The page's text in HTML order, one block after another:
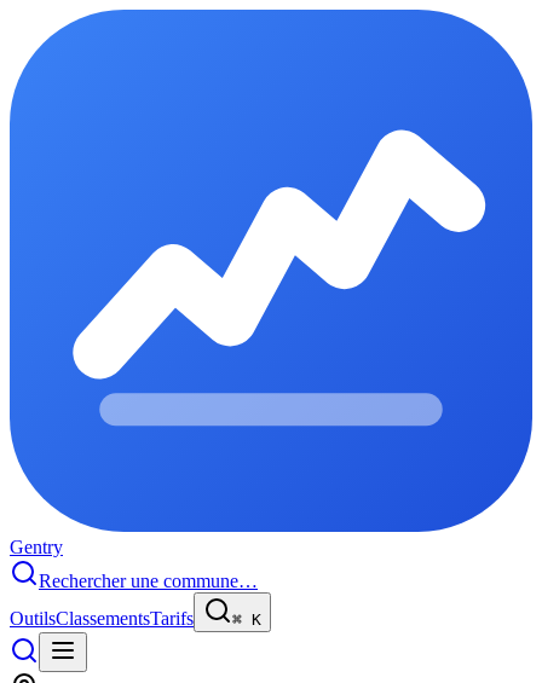
Gentry
Rechercher une commune…
OutilsClassementsTarifs ⌘ K